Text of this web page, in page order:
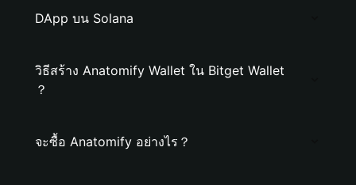
DApp บน Solana
วิธีสร้าง Anatomify Wallet ใน Bitget Wallet
？
จะซื้อ Anatomify อย่างไร？